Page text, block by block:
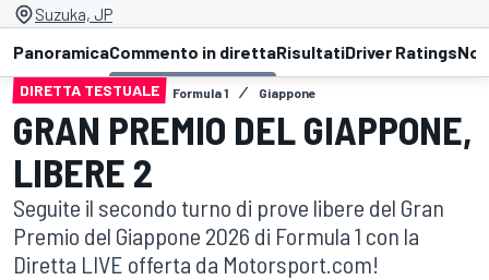
Suzuka, JP
PanoramicaCommento in direttaRisultatiDriver Ratings
DIRETTA TESTUALE Formula 1 Giappone
GRAN PREMIO DEL GIAPPONE,
LIBERE 2
Seguite il secondo turno di prove libere del Gran
Premio del Giappone 2026 di Formula 1 con la
Diretta LIVE offerta da Motorsport.com!